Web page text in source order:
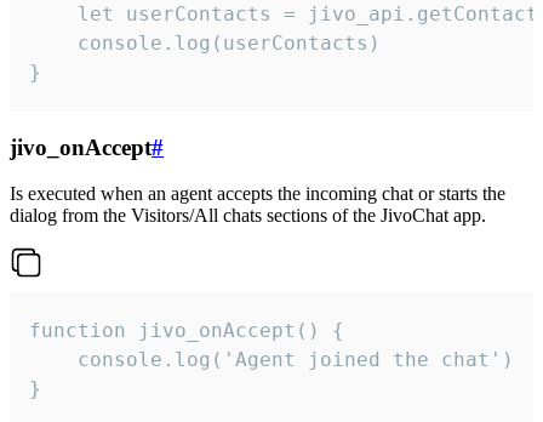
let userContacts =
    console.log(userContacts)
}
jivo_onAccept#
Is executed when an agent accepts the incoming chat or starts the
dialog from the Visitors/All chats sections of the JivoChat app.
function jivo_onAccept() {
}